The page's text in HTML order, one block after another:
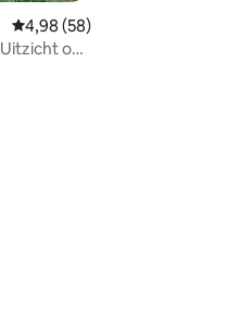
Gemiddelde beoordeling van
4,98 (58)
op